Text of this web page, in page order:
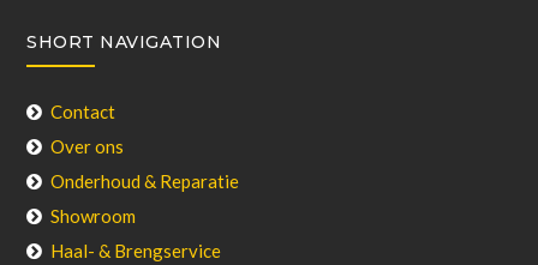
SHORT NAVIGATION
Contact
Over ons
Onderhoud & Reparatie
Showroom
Haal- & Brengservice